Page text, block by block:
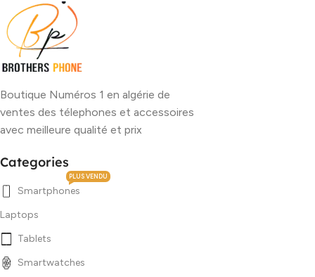
Boutique Numéros 1 en algérie de
ventes des télephones et accessoires
avec meilleure qualité et prix
Categories
Smartphones
PLUS VENDU
Laptops
Tablets
Smartwatches